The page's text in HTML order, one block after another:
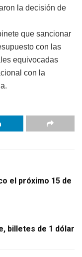
la decisión de
que sancionar
con las
equivocadas
con la
el próximo 15 de
billetes de 1 dólar